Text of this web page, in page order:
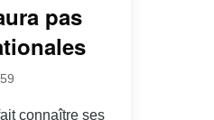
pas
connaître ses